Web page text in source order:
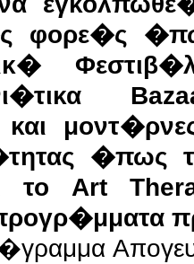
φορε�ς
και
το Art